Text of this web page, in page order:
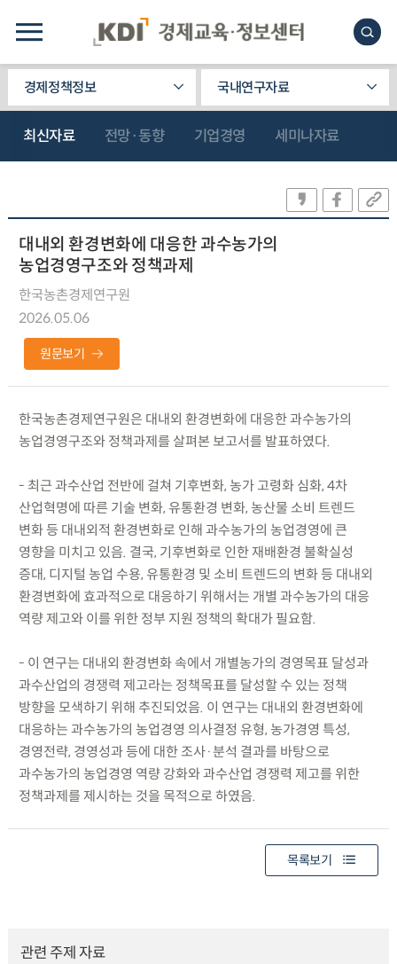
경제정책정보 국내연구자료
최신자료 전망·동향 기업경영 세미나자료
대내외 환경변화에 대응한 과수농가의
농업경영구조와 정책과제
한국농촌경제연구원
2026.05.06
원문보기
한국농촌경제연구원은 대내외 환경변화에 대응한 과수농가의
농업경영구조와 정책과제를 살펴본 보고서를 발표하였다.
- 최근 과수산업 전반에 걸쳐 기후변화, 농가 고령화 심화, 4차
산업혁명에 따른 기술 변화, 유통환경 변화, 농산물 소비 트렌드
변화 등 대내외적 환경변화로 인해 과수농가의 농업경영에 큰
영향을 미치고 있음. 결국, 기후변화로 인한 재배환경 불확실성
증대, 디지털 농업 수용, 유통환경 및 소비 트렌드의 변화 등 대내외
환경변화에 효과적으로 대응하기 위해서는 개별 과수농가의 대응
역량 제고와 이를 위한 정부 지원 정책의 확대가 필요함.
- 이 연구는 대내외 환경변화 속에서 개별농가의 경영목표 달성과
과수산업의 경쟁력 제고라는 정책목표를 달성할 수 있는 정책
방향을 모색하기 위해 추진되었음. 이 연구는 대내외 환경변화에
대응하는 과수농가의 농업경영 의사결정 유형, 농가경영 특성,
경영전략, 경영성과 등에 대한 조사·분석 결과를 바탕으로
과수농가의 농업경영 역량 강화와 과수산업 경쟁력 제고를 위한
정책과제를 제시하는 것을 목적으로 하였음.
목록보기
관련 주제 자료